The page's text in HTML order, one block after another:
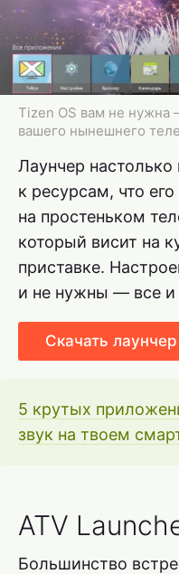
Tizen OS вам не нужна
вашего нынешнего
Лаунчер настолько
к ресурсам, что
на простеньком
который висит на
приставке.
и не нужны — все и
Скачать
5 крутых
звук на твоем
ATV
Большинство